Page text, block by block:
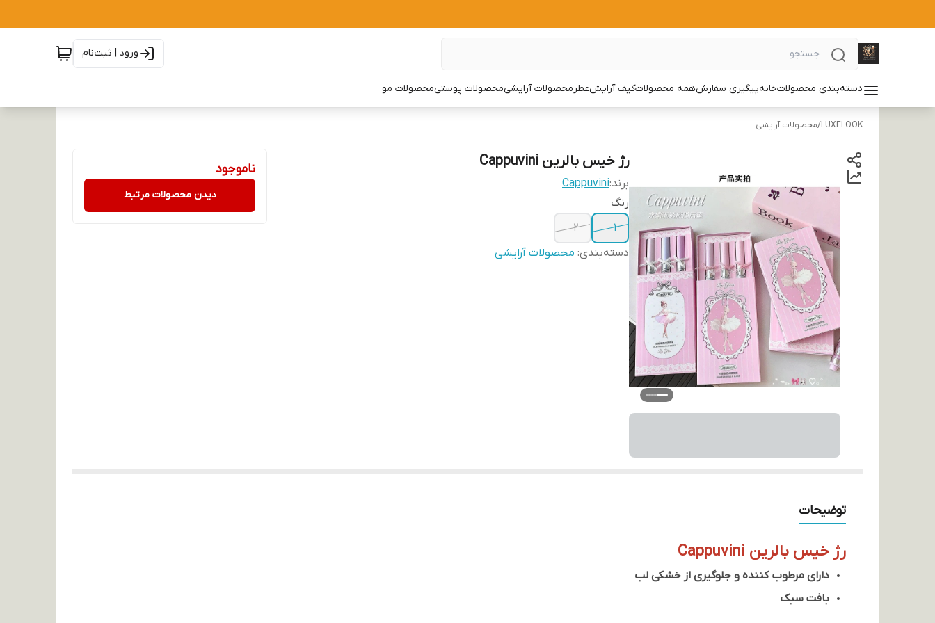
ورود | ثبت‌نام
دسته‌بندی محصولاتخانهپیگیری سفارشهمه محصولاتکیف آرایشعطرمحصولات آرایشیمحصولات پوستیمحصولات مو
LUXELOOK
/محصولات آرایشی
رژ خیس بالرین Cappuvini
برند:Cappuvini
رنگ
1
2
دسته‌بندی: محصولات آرایشی
ناموجود
دیدن محصولات مرتبط
توضیحات
رژ خیس بالرین Cappuvini
دارای مرطوب کننده و جلوگیری از خشکی لب
بافت سبک